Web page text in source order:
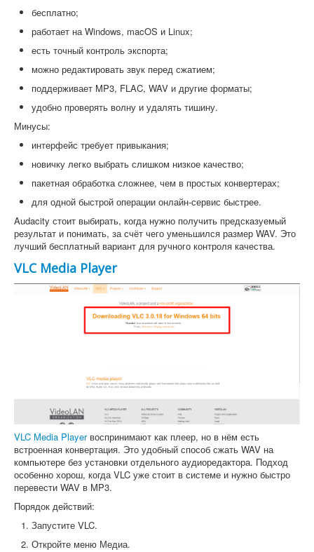
бесплатно;
работает на Windows, macOS и Linux;
есть точный контроль экспорта;
можно редактировать звук перед сжатием;
поддерживает MP3, FLAC, WAV и другие форматы;
удобно проверять волну и удалять тишину.
Минусы:
интерфейс требует привыкания;
новичку легко выбрать слишком низкое качество;
пакетная обработка сложнее, чем в простых конвертерах;
для одной быстрой операции онлайн-сервис быстрее.
Audacity стоит выбирать, когда нужно получить предсказуемый
результат и понимать, за счёт чего уменьшился размер WAV. Это
лучший бесплатный вариант для ручного контроля качества.
VLC Media Player
VLC Media Playerвоспринимают как плеер, но в нём есть
встроенная конвертация. Это удобный способ сжать WAV на
компьютере без установки отдельного аудиоредактора. Подход
особенно хорош, когда VLC уже стоит в системе и нужно быстро
перевести WAV в MP3.
Порядок действий:
Запустите VLC.
Откройте меню Медиа.